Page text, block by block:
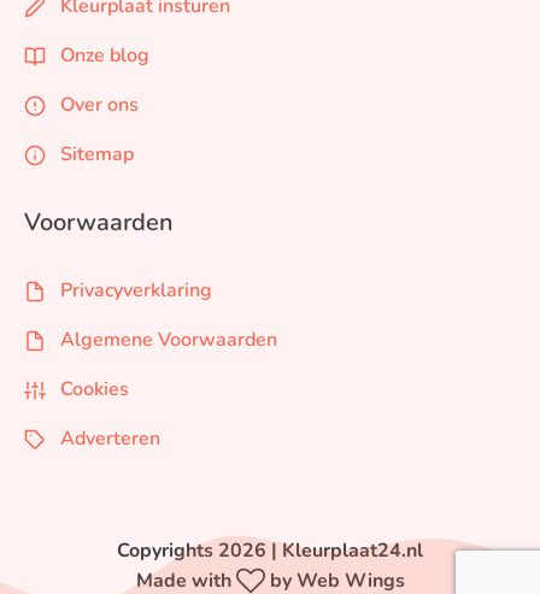
Kleurplaat insturen
Onze blog
Over ons
Sitemap
Voorwaarden
Privacyverklaring
Algemene Voorwaarden
Cookies
Adverteren
Copyrights 2026 | Kleurplaat24.nl
Made with
by Web Wings